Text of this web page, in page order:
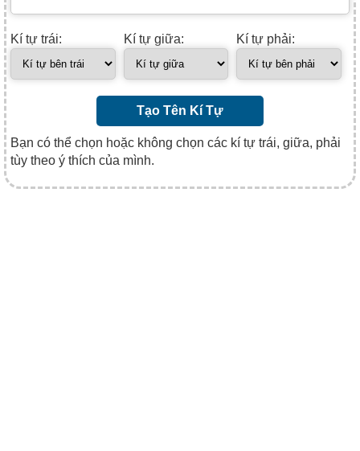
Kí tự trái: Kí tự giữa: Kí tự phải:
Tạo Tên Kí Tự
Bạn có thể chọn hoặc không chọn các kí tự trái, giữa, phải
tùy theo ý thích của mình.